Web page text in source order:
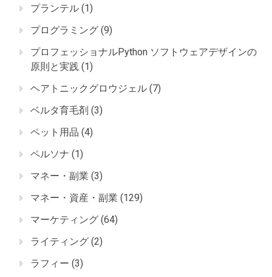
プランテル (1)
プログラミング (9)
プロフェッショナルPython ソフトウェアデザインの
原則と実践 (1)
ヘアトニックグロウジェル (7)
ベルタ育毛剤 (3)
ペット用品 (4)
ペルソナ (1)
マネー・副業 (3)
マネー・資産・副業 (129)
マーケティング (64)
ライティング (2)
ラフィー (3)